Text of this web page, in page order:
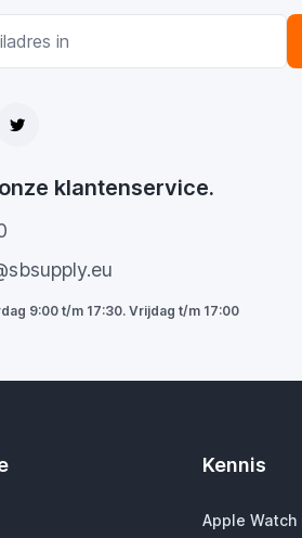
klantenservice.
9:00 t/m 17:30. Vrijdag t/m 17:00
Kennis
Apple Watch